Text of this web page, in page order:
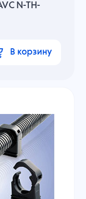
N-TH-
В корзину